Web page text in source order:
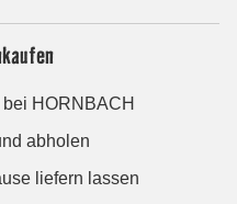
HORNBACH
abholen
liefern lassen